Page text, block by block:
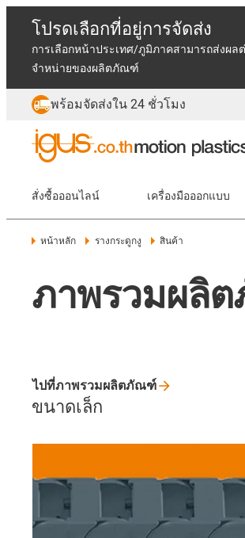
โปรดเลือกที่อยู่การจัดส่ง
การเลือกหน้าประเทศ/ภูมิภาคสามารถส่งผล
จำหน่ายของผลิตภัณฑ์
พร้อมจัดส่งใน 24 ชั่วโมง
สั่งซื้อออนไลน์ เครื่องมือออกแบบ
หน้าหลัก รางกระดูกงู สินค้า
ภาพรวมผลิ
ขนาดเล็ก
ไปที่ภาพรวมผลิตภัณฑ์